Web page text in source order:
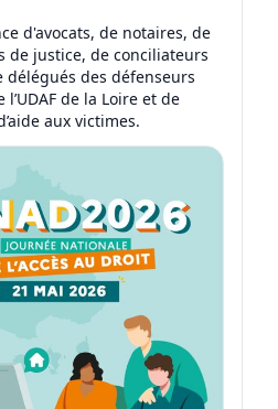
d'avocats, de notaires, de
de justice, de conciliateurs
délégués des défenseurs
de la Loire et de
aux victimes.